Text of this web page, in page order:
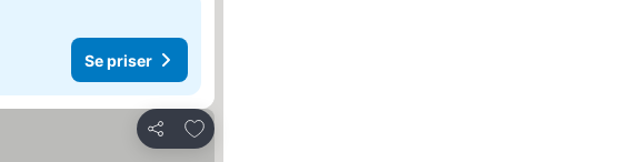
Se priser
Del
Føj til favoritter